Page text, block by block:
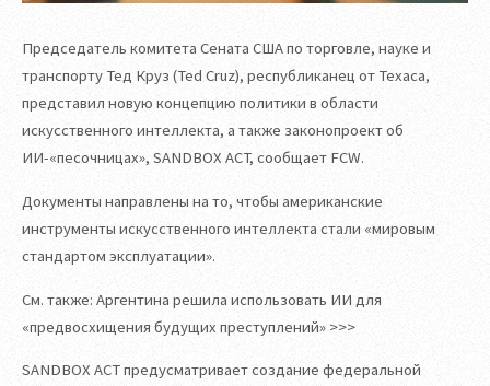
Председатель комитета Сената США по торговле, науке и
транспорту Тед Круз (Ted Cruz), республиканец от Техаса,
представил новую концепцию политики в области
искусственного интеллекта, а также законопроект об
ИИ-«песочницах», SANDBOX ACT, сообщает FCW.
Документы направлены на то, чтобы американские
инструменты искусственного интеллекта стали «мировым
стандартом эксплуатации».
См. также: Аргентина решила использовать ИИ для
«предвосхищения будущих преступлений» >>>
SANDBOX ACT предусматривает создание федеральной